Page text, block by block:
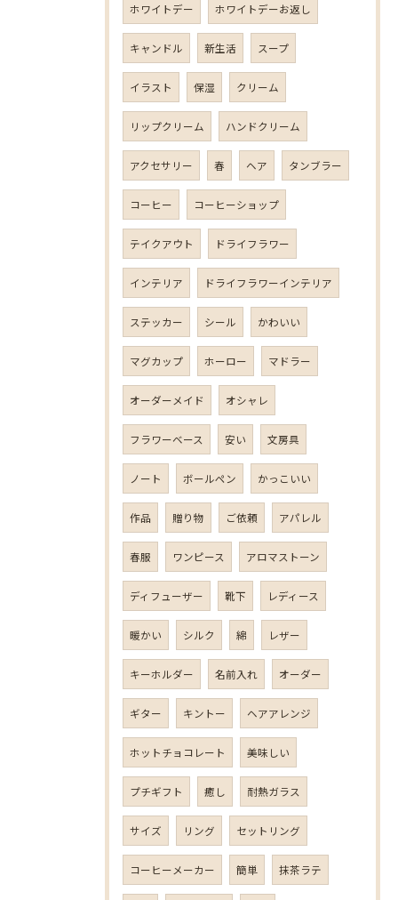
ホワイトデー ホワイトデーお返し
キャンドル 新生活 スープ
イラスト 保湿 クリーム
リップクリーム ハンドクリーム
アクセサリー 春 ヘア タンブラー
コーヒー コーヒーショップ
テイクアウト ドライフラワー
インテリア ドライフラワーインテリア
ステッカー シール かわいい
マグカップ ホーロー マドラー
オーダーメイド オシャレ
フラワーベース 安い 文房具
ノート ボールペン かっこいい
作品 贈り物 ご依頼 アパレル
春服 ワンピース アロマストーン
ディフューザー 靴下 レディース
暖かい シルク 綿 レザー
キーホルダー 名前入れ オーダー
ギター キントー ヘアアレンジ
ホットチョコレート 美味しい
プチギフト 癒し 耐熱ガラス
サイズ リング セットリング
コーヒーメーカー 簡単 抹茶ラテ